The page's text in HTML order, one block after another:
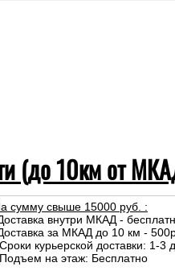
(до 10км от
сумму свыше 15000 руб. :
внутри МКАД -
за МКАД до 10 км -
Сроки курьерской доставки: 1-3
Подъем на этаж: Бесплатно